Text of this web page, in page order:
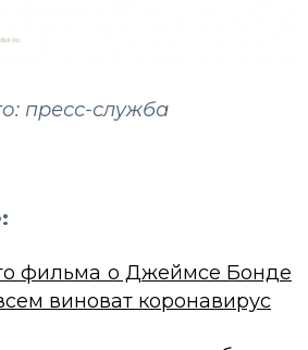
пресс-служба
фильма о Джеймсе Бонде
виноват коронавирус